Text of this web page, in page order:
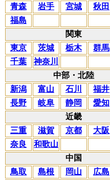
青森
岩手 宮城 秋田
福島
関東
東京
茨城 栃木 群馬
千葉
神奈川
中部・北陸
新潟
富山 石川 福井
長野
岐阜 静岡
愛知
近畿
三重
滋賀 京都 大阪
奈良
和歌山
中国
鳥取
島根 岡山 広島